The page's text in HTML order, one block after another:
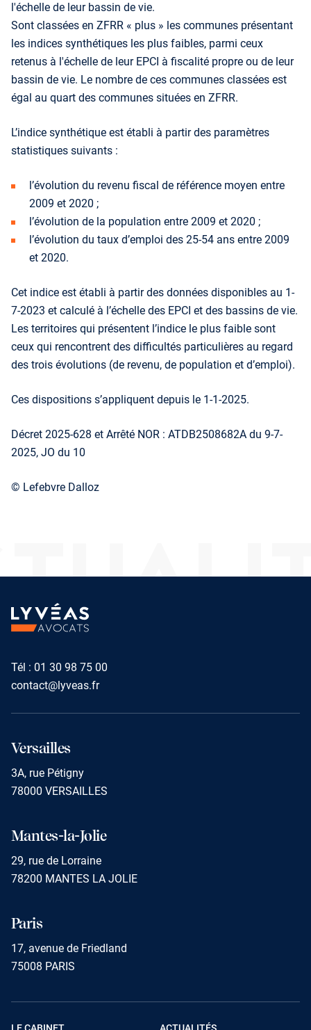
l'échelle de leur bassin de vie.
Sont classées en ZFRR « plus » les communes présentant
les indices synthétiques les plus faibles, parmi ceux
retenus à l'échelle de leur EPCI à fiscalité propre ou de leur
bassin de vie. Le nombre de ces communes classées est
égal au quart des communes situées en ZFRR.
L’indice synthétique est établi à partir des paramètres
statistiques suivants :
l’évolution du revenu fiscal de référence moyen entre
2009 et 2020 ;
l’évolution de la population entre 2009 et 2020 ;
l’évolution du taux d’emploi des 25-54 ans entre 2009
et 2020.
Cet indice est établi à partir des données disponibles au 1-
7-2023 et calculé à l’échelle des EPCI et des bassins de vie.
Les territoires qui présentent l’indice le plus faible sont
ceux qui rencontrent des difficultés particulières au regard
des trois évolutions (de revenu, de population et d’emploi).
Ces dispositions s’appliquent depuis le 1-1-2025.
Décret 2025-628 et Arrêté NOR : ATDB2508682A du 9-7-
2025, JO du 10
© Lefebvre Dalloz
Tél : 01 30 98 75 00
contact@lyveas.fr
Versailles
3A, rue Pétigny
78000 VERSAILLES
Mantes-la-Jolie
29, rue de Lorraine
78200 MANTES LA JOLIE
Paris
17, avenue de Friedland
75008 PARIS